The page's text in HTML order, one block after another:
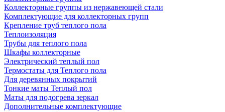
Коллекторные группы из нержавеющей стали
Комплектующие для коллекторных групп
Крепление труб теплого пола
Теплоизоляция
Трубы для теплого пола
Шкафы коллекторные
Электрический теплый пол
Термостаты для Теплого пола
Для деревянных покрытий
Тонкие маты Теплый пол
Маты для подогрева зеркал
Дополнительные комплектующие